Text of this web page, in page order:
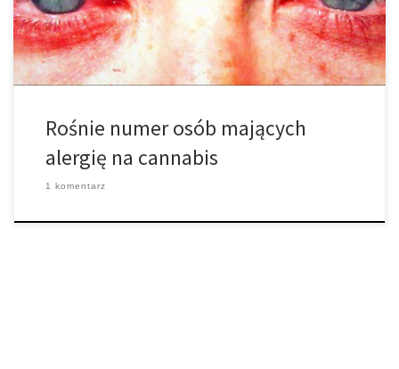
Mimo, że czerwone oczy z powodu kilku […]
Rośnie numer osób mających
alergię na cannabis
1 komentarz